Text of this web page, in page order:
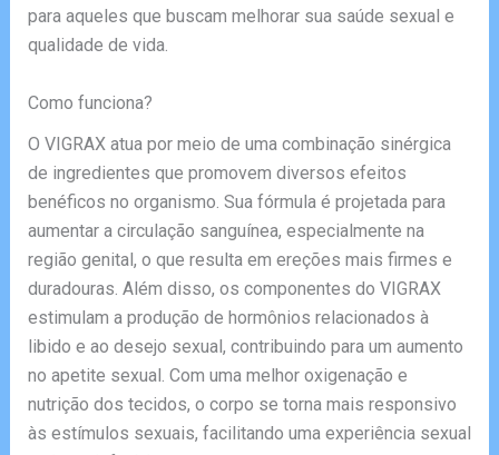
para aqueles que buscam melhorar sua saúde sexual e
qualidade de vida.
Como funciona?
O VIGRAX atua por meio de uma combinação sinérgica
de ingredientes que promovem diversos efeitos
benéficos no organismo. Sua fórmula é projetada para
aumentar a circulação sanguínea, especialmente na
região genital, o que resulta em ereções mais firmes e
duradouras. Além disso, os componentes do VIGRAX
estimulam a produção de hormônios relacionados à
libido e ao desejo sexual, contribuindo para um aumento
no apetite sexual. Com uma melhor oxigenação e
nutrição dos tecidos, o corpo se torna mais responsivo
às estímulos sexuais, facilitando uma experiência sexual